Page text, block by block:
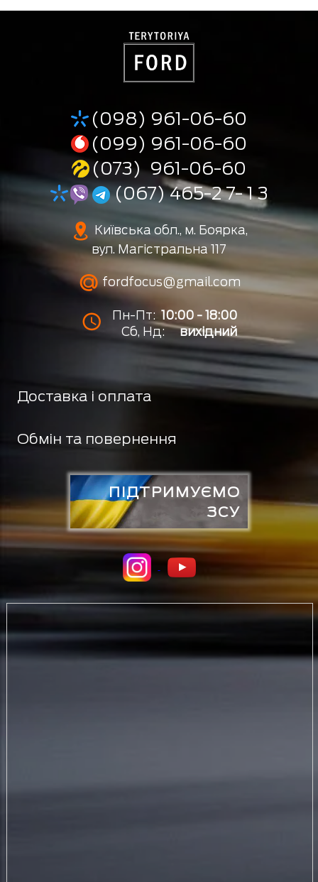
(098) 961-06-60
(099) 961-06-60
(073) 961-06-60
(067) 465-2 7- 1 3
Київська обл., м. Боярка,
вул. Магістральна 117
fordfocus@gmail.com
Пн-Пт: 10:00 - 18:00
Сб, Нд:
вихідний
Доставка і оплата
Обмін та повернення
ПІДТРИМУЄМО
ЗСУ